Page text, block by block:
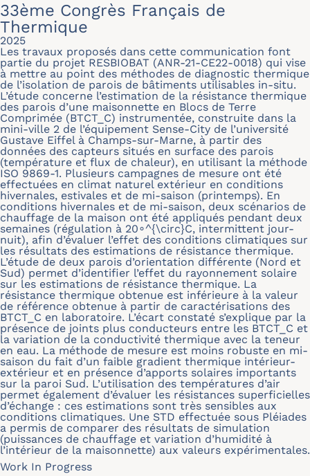
33ème Congrès Français de
Thermique
2025
Les travaux proposés dans cette communication font
partie du projet RESBIOBAT (ANR-21-CE22-0018) qui vise
à mettre au point des méthodes de diagnostic thermique
de l’isolation de parois de bâtiments utilisables in-situ.
L’étude concerne l’estimation de la résistance thermique
des parois d’une maisonnette en Blocs de Terre
Comprimée (BTCT_C) instrumentée, construite dans la
mini-ville 2 de l’équipement Sense-City de l’université
Gustave Eiffel à Champs-sur-Marne, à partir des
données des capteurs situés en surface des parois
(température et flux de chaleur), en utilisant la méthode
ISO 9869-1. Plusieurs campagnes de mesure ont été
effectuées en climat naturel extérieur en conditions
hivernales, estivales et de mi-saison (printemps). En
conditions hivernales et de mi-saison, deux scénarios de
chauffage de la maison ont été appliqués pendant deux
semaines (régulation à 20∘^{\circ}C, intermittent jour-
nuit), afin d’évaluer l’effet des conditions climatiques sur
les résultats des estimations de résistance thermique.
L’étude de deux parois d’orientation différente (Nord et
Sud) permet d’identifier l’effet du rayonnement solaire
sur les estimations de résistance thermique. La
résistance thermique obtenue est inférieure à la valeur
de référence obtenue à partir de caractérisations des
BTCT_C en laboratoire. L’écart constaté s’explique par la
présence de joints plus conducteurs entre les BTCT_C et
la variation de la conductivité thermique avec la teneur
en eau. La méthode de mesure est moins robuste en mi-
saison du fait d’un faible gradient thermique intérieur-
extérieur et en présence d’apports solaires importants
sur la paroi Sud. L’utilisation des températures d’air
permet également d’évaluer les résistances superficielles
d’échange : ces estimations sont très sensibles aux
conditions climatiques. Une STD effectuée sous Pléiades
a permis de comparer des résultats de simulation
(puissances de chauffage et variation d’humidité à
l’intérieur de la maisonnette) aux valeurs expérimentales.
Work In Progress